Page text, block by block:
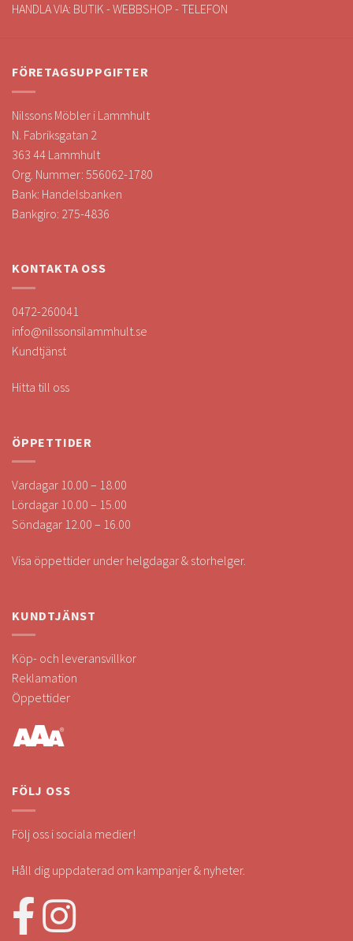
HANDLA VIA: BUTIK - WEBBSHOP - TELEFON
FÖRETAGSUPPGIFTER
Nilssons Möbler i Lammhult
N. Fabriksgatan 2
363 44 Lammhult
Org. Nummer: 556062-1780
Bank: Handelsbanken
Bankgiro: 275-4836
KONTAKTA OSS
0472-260041
info@nilssonsilammhult.se
Kundtjänst
Hitta till oss
ÖPPETTIDER
Vardagar 10.00 – 18.00
Lördagar 10.00 – 15.00
Söndagar 12.00 – 16.00
Visa öppettider under helgdagar & storhelger.
KUNDTJÄNST
Köp- och leveransvillkor
Reklamation
Öppettider
FÖLJ OSS
Följ oss i sociala medier!
Håll dig uppdaterad om kampanjer & nyheter.